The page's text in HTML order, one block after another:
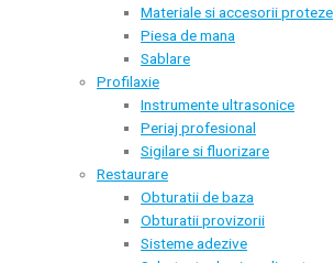
Materiale si accesorii proteze
Piesa de mana
Sablare
Profilaxie
Instrumente ultrasonice
Periaj profesional
Sigilare si fluorizare
Restaurare
Obturatii de baza
Obturatii provizorii
Sisteme adezive